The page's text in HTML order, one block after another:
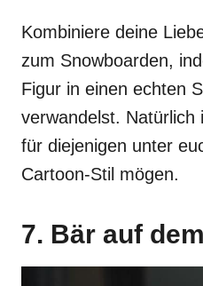
Kombiniere deine
zum Snowboarden,
Figur in einen echten
verwandelst. Natürlich
für diejenigen unter
Cartoon-Stil mögen.
7. Bär auf